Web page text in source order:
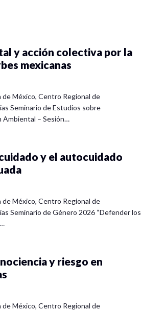
y acción colectiva por la
mexicanas
México, Centro Regional de
Seminario de Estudios sobre
Ambiental – Sesión…
y el autocuidado
México, Centro Regional de
Seminario de Género 2026 “Defender los
y riesgo en
México, Centro Regional de